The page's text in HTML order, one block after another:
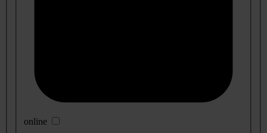
online